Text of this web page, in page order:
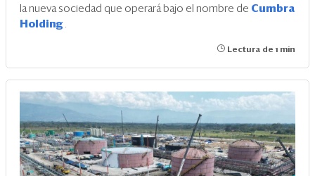
la nueva sociedad que operará bajo el nombre de Cumbra
Holding .
Lectura de 1 min